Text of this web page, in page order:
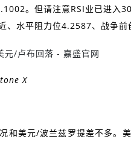
。但请注意RSI业已进入
、水平阻力位4.2587、战争前
X
和美元/波兰兹罗提差不多。